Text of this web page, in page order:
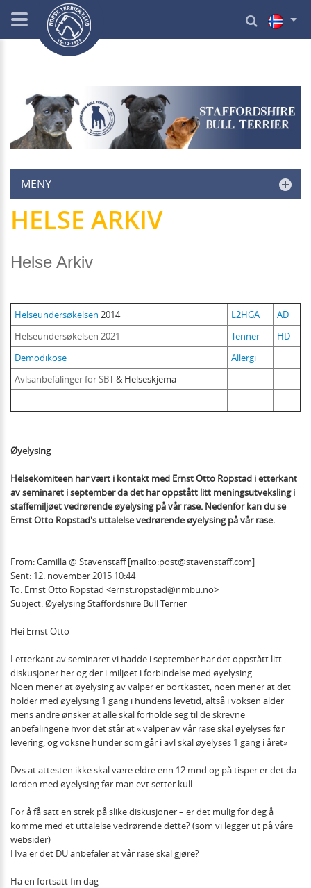
MENY
HELSE ARKIV
Helse Arkiv
Helseundersøkelsen 2014 L2HGA
AD
Helseundersøkelsen 2021
Tenner
HD
Demodikose
Allergi
Avlsanbefalinger for SBT& Helseskjema
Øyelysing
Helsekomiteen har vært i kontakt med Ernst Otto Ropstad i etterkant
av seminaret i september da det har oppstått litt meningsutveksling i
staffemiljøet vedrørende øyelysing på vår rase. Nedenfor kan du se
Ernst Otto Ropstad's uttalelse vedrørende øyelysing på vår rase.
From: Camilla @ Stavenstaff [mailto:post@stavenstaff.com]
Sent: 12. november 2015 10:44
To: Ernst Otto Ropstad <ernst.ropstad@nmbu.no>
Subject: Øyelysing Staffordshire Bull Terrier
Hei Ernst Otto
I etterkant av seminaret vi hadde i september har det oppstått litt
diskusjoner her og der i miljøet i forbindelse med øyelysing.
Noen mener at øyelysing av valper er bortkastet, noen mener at det
holder med øyelysing 1 gang i hundens levetid, altså i voksen alder
mens andre ønsker at alle skal forholde seg til de skrevne
anbefalingene hvor det står at « valper av vår rase skal øyelyses før
levering, og voksne hunder som går i avl skal øyelyses 1 gang i året»
Dvs at attesten ikke skal være eldre enn 12 mnd og på tisper er det da
iorden med øyelysing før man evt setter kull.
For å få satt en strek på slike diskusjoner – er det mulig for deg å
komme med et uttalelse vedrørende dette? (som vi legger ut på våre
websider)
Hva er det DU anbefaler at vår rase skal gjøre?
Ha en fortsatt fin dag